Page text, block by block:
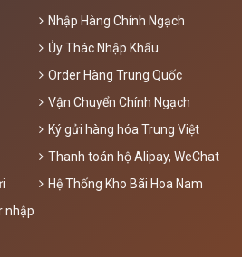
nhập
Nhập Hàng Chính Ngạch
Ủy Thác Nhập Khẩu
Order Hàng Trung Quốc
Vận Chuyển Chính Ngạch
Ký gửi hàng hóa Trung Việt
Thanh toán hộ Alipay, WeChat
Hệ Thống Kho Bãi Hoa Nam